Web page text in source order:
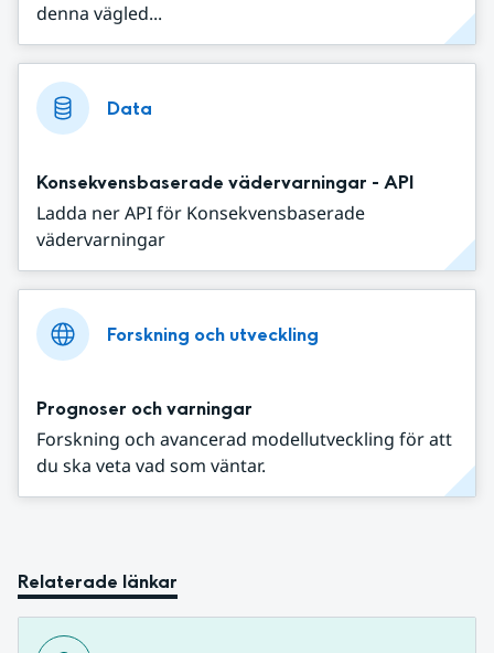
denna vägled...
Data
Konsekvensbaserade vädervarningar - API
Ladda ner API för Konsekvensbaserade
vädervarningar
Forskning och utveckling
Prognoser och varningar
Forskning och avancerad modellutveckling för att
du ska veta vad som väntar.
Relaterade länkar